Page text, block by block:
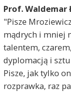
Prof. Waldemar
"Pisze
mądrych i mniej
talentem,
dyplomacją i
Pisze, jak tylko
rozprawka, raz